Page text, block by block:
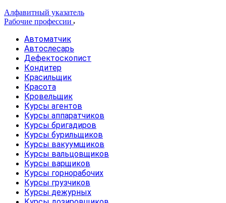
Алфавитный указатель
Рабочие профессии
Автоматчик
Автослесарь
Дефектоскопист
Кондитер
Красильщик
Красота
Кровельщик
Курсы агентов
Курсы аппаратчиков
Курсы бригадиров
Курсы бурильщиков
Курсы вакуумщиков
Курсы вальцовщиков
Курсы варщиков
Курсы горнорабочих
Курсы грузчиков
Курсы дежурных